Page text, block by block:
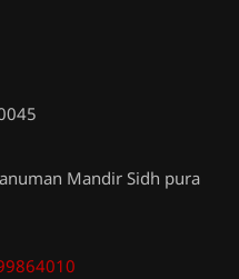
Mandir Sidh pura